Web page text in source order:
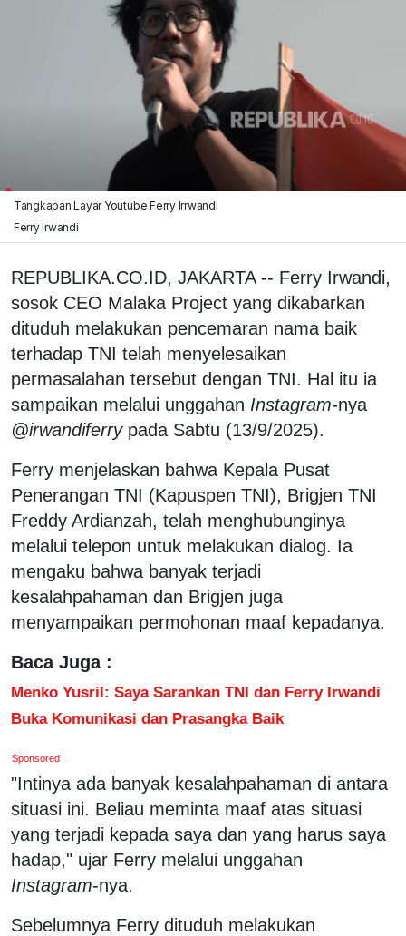
Tangkapan Layar Youtube Ferry Irrwandi
Ferry Irwandi
REPUBLIKA.CO.ID, JAKARTA -- Ferry Irwandi,
sosok CEO Malaka Project yang dikabarkan
dituduh melakukan pencemaran nama baik
terhadap TNI telah menyelesaikan
permasalahan tersebut dengan TNI. Hal itu ia
sampaikan melalui unggahan Instagram-nya
@irwandiferrypada Sabtu (13/9/2025).
Ferry menjelaskan bahwa Kepala Pusat
Penerangan TNI (Kapuspen TNI), Brigjen TNI
Freddy Ardianzah, telah menghubunginya
melalui telepon untuk melakukan dialog. Ia
mengaku bahwa banyak terjadi
kesalahpahaman dan Brigjen juga
menyampaikan permohonan maaf kepadanya.
Baca Juga :
Menko Yusril: Saya Sarankan TNI dan Ferry Irwandi
Buka Komunikasi dan Prasangka Baik
Sponsored
"Intinya ada banyak kesalahpahaman di antara
situasi ini. Beliau meminta maaf atas situasi
yang terjadi kepada saya dan yang harus saya
hadap," ujar Ferry melalui unggahan
Instagram-nya.
Sebelumnya Ferry dituduh melakukan